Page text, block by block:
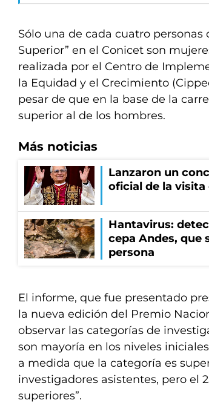
Sólo una de cada cuatro
Superior” en el Conicet son
realizada por el Centro de
la Equidad y el Crecimiento
pesar de que en la base de la
superior al de los hombres.
Más noticias
Lanzaron un
oficial de la
Hantavirus:
cepa Andes, que
persona
El informe, que fue presentado
la nueva edición del Premio
observar las categorías de
son mayoría en los niveles
a medida que la categoría es
investigadores asistentes, pero el
superiores”.